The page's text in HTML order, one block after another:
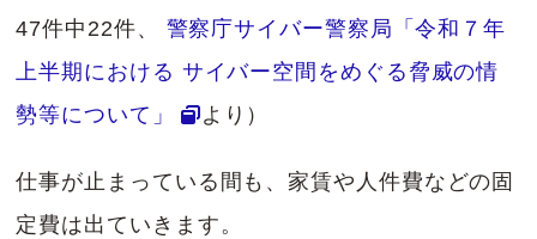
47件中22件、 警察庁サイバー警察局「令和７年
上半期における サイバー空間をめぐる脅威の情
勢等について」
より）
仕事が止まっている間も、家賃や人件費などの固
定費は出ていきます。